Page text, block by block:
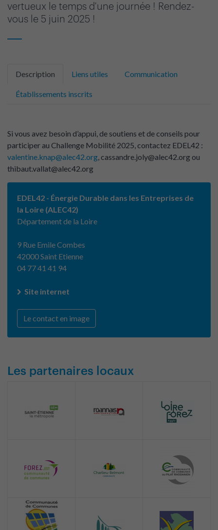
vertueux le temps d'une journée ! Rendez-
vous le 5 juin 2025 !
Description Liens utiles Communication
Établissements inscrits
Si vous avez besoin d’appui, de soutiens et de conseils pour
participer au Challenge Mobilité 2025, contactez EDEL42 :
valentine.knap@alec42.org, cassandre.joly@alec42.org ou
thibaut.vallat@alec42.org
EDEL42 - Énergie Durable dans les Entreprises de
la Loire (ALEC42)
Département de la Loire
9 Rue Emile Combes
42000 Saint Etienne
04 77 41 41 94
Site internet
Le contact en image
Les partenaires locaux